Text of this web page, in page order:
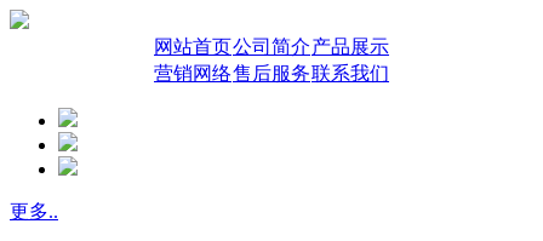
网站首页公司简介产品展示
营销网络售后服务联系我们
更多..